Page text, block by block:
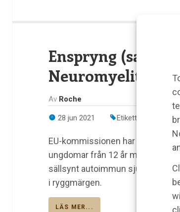
Enspryng
Neuromyelitis
Av Roche
28 jun 2021 Etiketter:
EU-kommissionen har godkänt
ungdomar från 12 år med
sällsynt autoimmun sjukdom
i ryggmärgen.
LÄS MER...